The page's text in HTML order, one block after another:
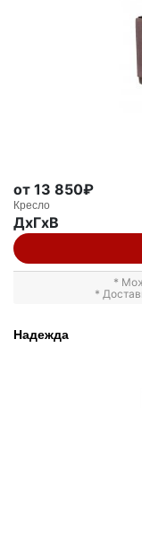
от 13 850₽
Кресло
ДxГxВ
*
*
Надежда